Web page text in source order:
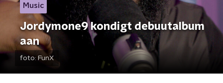
Music
Jordymone9 kondigt debuutalbum
aan
foto: FunX